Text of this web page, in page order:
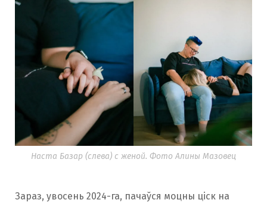
Наста Базар (слева) с женой. Фото Алины Мазовец
Зараз, увосень 2024-га, пачаўся моцны ціск на